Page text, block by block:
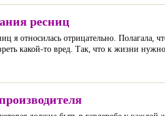
ресниц
я относилась отрицательно. Полагала,
какой-то вред. Так, что к жизни